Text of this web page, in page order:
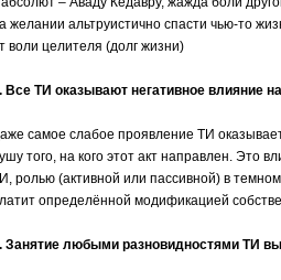
желании альтруистично спасти чью-то
воли целителя (долг жизни)
Все ТИ оказывают негативное влияние
самое слабое проявление ТИ
того, на кого этот акт направлен. Это
ролью (активной или пассивной) в
определённой модификацией
Занятие любыми разновидностями ТИ